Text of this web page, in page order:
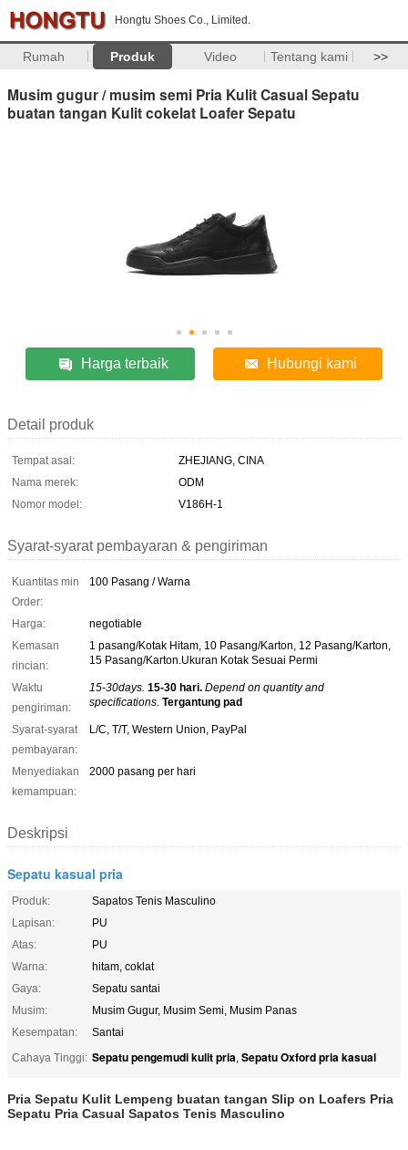
Hongtu Shoes Co., Limited.
Rumah Produk Video Tentang kami >>
Musim gugur / musim semi Pria Kulit Casual Sepatu
buatan tangan Kulit cokelat Loafer Sepatu
Harga terbaik Hubungi kami
Detail produk
Tempat asal:
ZHEJIANG, CINA
Nama merek:
ODM
Nomor model:
V186H-1
Syarat-syarat pembayaran & pengiriman
Kuantitas min
Order:
100 Pasang / Warna
Harga:
negotiable
Kemasan
rincian:
1 pasang/Kotak Hitam, 10 Pasang/Karton, 12 Pasang/Karton,
15 Pasang/Karton.Ukuran Kotak Sesuai Permi
Waktu
pengiriman:
15-30days. 15-30 hari. Depend on quantity and
specifications. Tergantung pad
Syarat-syarat
pembayaran:
L/C, T/T, Western Union, PayPal
Menyediakan
kemampuan:
2000 pasang per hari
Deskripsi
Sepatu kasual pria
Produk:
Sapatos Tenis Masculino
Lapisan:
PU
Atas:
PU
Warna:
hitam, coklat
Gaya:
Sepatu santai
Musim:
Musim Gugur, Musim Semi, Musim Panas
Kesempatan:
Santai
Cahaya Tinggi: Sepatu pengemudi kulit pria, Sepatu Oxford pria kasual
Pria Sepatu Kulit Lempeng buatan tangan Slip on Loafers Pria
Sepatu Pria Casual Sapatos Tenis Masculino